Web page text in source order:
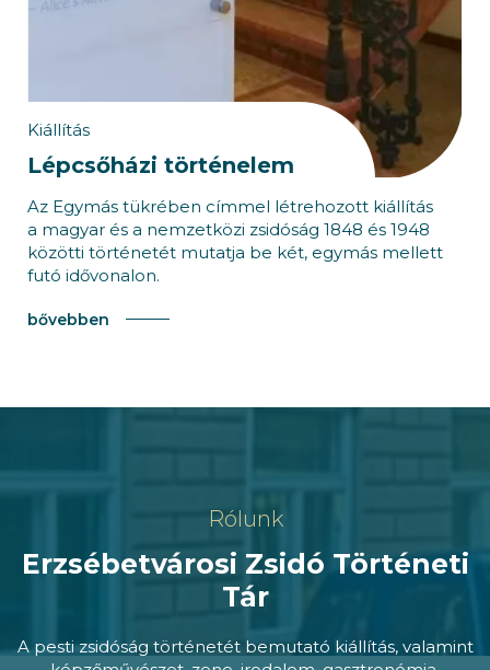
Kiállítás
Lépcsőházi történelem
Az Egymás tükrében címmel létrehozott kiállítás
a magyar és a nemzetközi zsidóság 1848 és 1948
közötti történetét mutatja be két, egymás mellett
futó idővonalon.
bővebben
Rólunk
Erzsébetvárosi Zsidó Történeti
Tár
A pesti zsidóság történetét bemutató kiállítás, valamint